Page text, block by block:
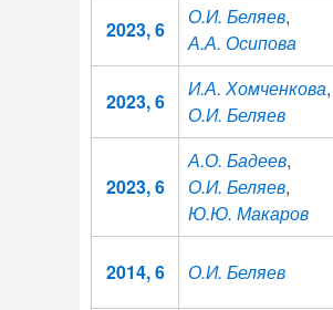
2023, 6
О.И. Беляев,
А.А. Осипова
2023, 6
И.А. Хомченкова,
О.И. Беляев
2023, 6
А.О. Бадеев,
О.И. Беляев,
Ю.Ю. Макаров
2014, 6 О.И. Беляев